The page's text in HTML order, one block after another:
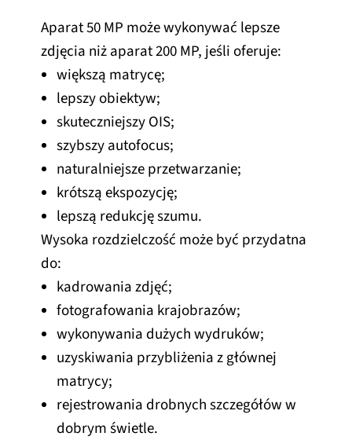
Aparat 50 MP może wykonywać lepsze
zdjęcia niż aparat 200 MP, jeśli oferuje:
większą matrycę;
lepszy obiektyw;
skuteczniejszy OIS;
szybszy autofocus;
naturalniejsze przetwarzanie;
krótszą ekspozycję;
lepszą redukcję szumu.
Wysoka rozdzielczość może być przydatna
do:
kadrowania zdjęć;
fotografowania krajobrazów;
wykonywania dużych wydruków;
uzyskiwania przybliżenia z głównej
matrycy;
rejestrowania drobnych szczegółów w
dobrym świetle.